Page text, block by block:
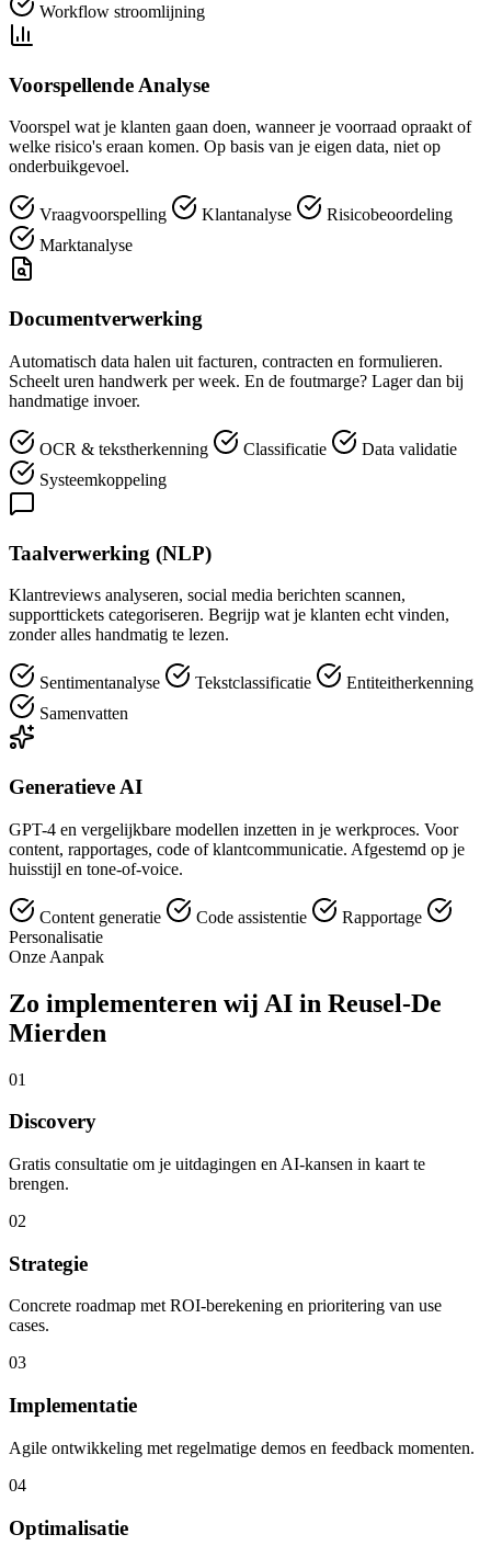
Workflow stroomlijning
Voorspellende Analyse
Voorspel wat je klanten gaan doen, wanneer je voorraad opraakt of
welke risico's eraan komen. Op basis van je eigen data, niet op
onderbuikgevoel.
Vraagvoorspelling Klantanalyse
Risicobeoordeling
Marktanalyse
Documentverwerking
Automatisch data halen uit facturen, contracten en formulieren.
Scheelt uren handwerk per week. En de foutmarge? Lager dan bij
handmatige invoer.
OCR & tekstherkenning Classificatie
Data validatie
Systeemkoppeling
Taalverwerking (NLP)
Klantreviews analyseren, social media berichten scannen,
supporttickets categoriseren. Begrijp wat je klanten echt vinden,
zonder alles handmatig te lezen.
Sentimentanalyse Tekstclassificatie
Entiteitherkenning
Samenvatten
Generatieve AI
GPT-4 en vergelijkbare modellen inzetten in je werkproces. Voor
content, rapportages, code of klantcommunicatie. Afgestemd op je
huisstijl en tone-of-voice.
Content generatie Code assistentie
Rapportage
Personalisatie
Onze Aanpak
Zo implementeren wij AI in Reusel-De
Mierden
01
Discovery
Gratis consultatie om je uitdagingen en AI-kansen in kaart te
brengen.
02
Strategie
Concrete roadmap met ROI-berekening en prioritering van use
cases.
03
Implementatie
Agile ontwikkeling met regelmatige demos en feedback momenten.
04
Optimalisatie